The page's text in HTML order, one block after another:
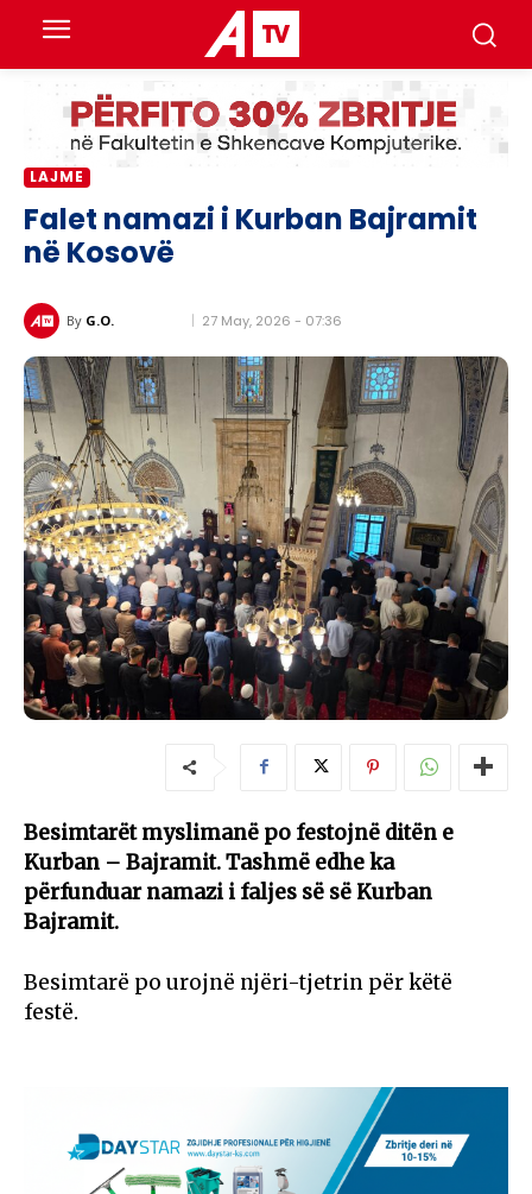
LAJME
Falet namazi i Kurban Bajramit
në Kosovë
By G.O. 27 May, 2026 - 07:36
Besimtarët myslimanë po festojnë ditën e
Kurban – Bajramit. Tashmë edhe ka
përfunduar namazi i faljes së së Kurban
Bajramit.
Besimtarë po urojnë njëri-tjetrin për këtë
festë.